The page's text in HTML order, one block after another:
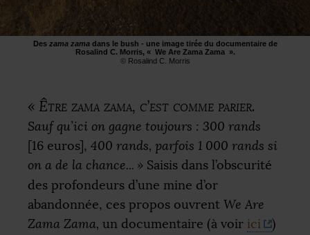
Des zama zamadans le bush - une image tirée du documentaire de
Rosalind C. Morris, « We Are Zama Zama
».
© Rosalind C. Morris
« Être zama zama, c’est comme parier.
Sauf qu’ici on gagne toujours : 300 rands
[16 euros], 400 rands, parfois 1 000 rands si
on a de la chance... » Saisis dans l’obscurité
des profondeurs d’une mine d’or
abandonnée, ces propos ouvrent We Are
Zama Zama, un documentaire (à voir ici
)